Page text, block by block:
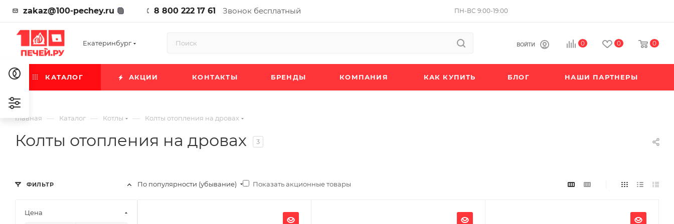
zakaz@100-pechey.ru 8 800 222 17 61 Звонок бесплатный ПН-ВС 9:00-19:00
Екатеринбург ВОЙТИ 0 0 0
КАТАЛОГ АКЦИИ КОНТАКТЫ БРЕНДЫ КОМПАНИЯ КАК КУПИТЬ БЛОГ НАШИ ПАРТНЕРЫ
Главная — Каталог — Котлы — Колты отопления на дровах
Колты отопления на дровах 3
По популярности (убывание) Показать акционные товары
ФИЛЬТР
Цена